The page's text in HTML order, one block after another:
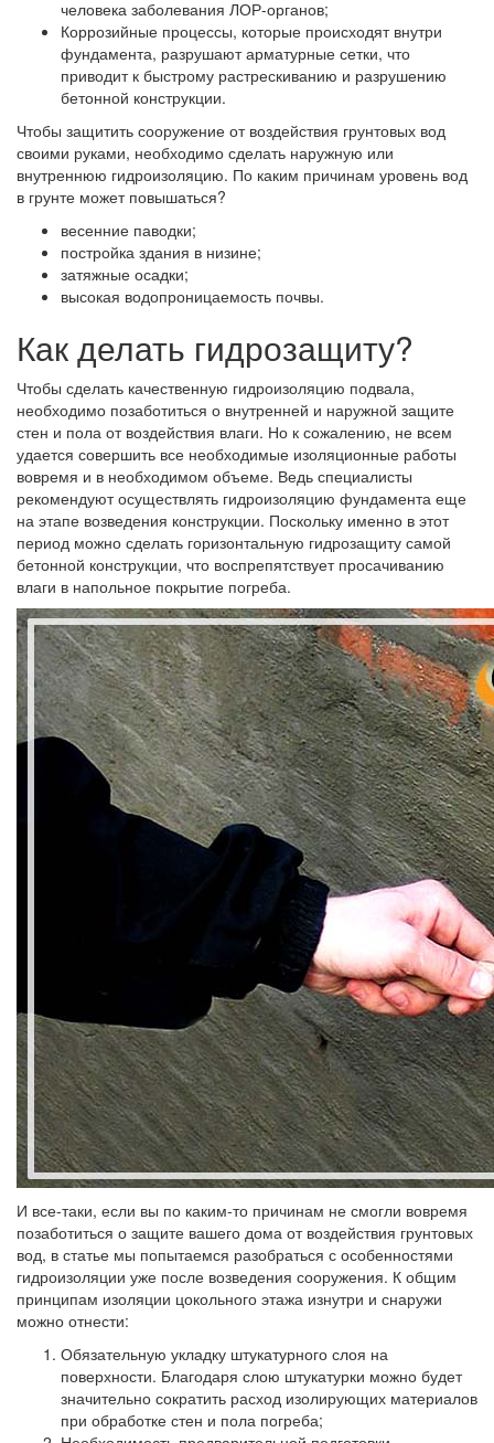
человека заболевания ЛОР-органов;
Коррозийные процессы, которые происходят внутри
фундамента, разрушают арматурные сетки, что
приводит к быстрому растрескиванию и разрушению
бетонной конструкции.
Чтобы защитить сооружение от воздействия грунтовых вод
своими руками, необходимо сделать наружную или
внутреннюю гидроизоляцию. По каким причинам уровень вод
в грунте может повышаться?
весенние паводки;
постройка здания в низине;
затяжные осадки;
высокая водопроницаемость почвы.
Как делать гидрозащиту?
Чтобы сделать качественную гидроизоляцию подвала,
необходимо позаботиться о внутренней и наружной защите
стен и пола от воздействия влаги. Но к сожалению, не всем
удается совершить все необходимые изоляционные работы
вовремя и в необходимом объеме. Ведь специалисты
рекомендуют осуществлять гидроизоляцию фундамента еще
на этапе возведения конструкции. Поскольку именно в этот
период можно сделать горизонтальную гидрозащиту самой
бетонной конструкции, что воспрепятствует просачиванию
влаги в напольное покрытие погреба.
И все-таки, если вы по каким-то причинам не смогли вовремя
позаботиться о защите вашего дома от воздействия грунтовых
вод, в статье мы попытаемся разобраться с особенностями
гидроизоляции уже после возведения сооружения. К общим
принципам изоляции цокольного этажа изнутри и снаружи
можно отнести:
Обязательную укладку штукатурного слоя на
поверхности. Благодаря слою штукатурки можно будет
значительно сократить расход изолирующих материалов
при обработке стен и пола погреба;